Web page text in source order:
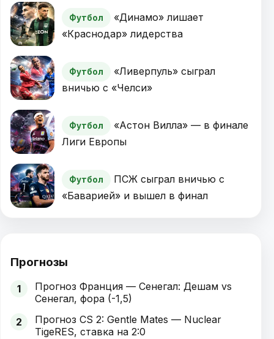
Футбол
«Динамо» лишает
«Краснодар» лидерства
Футбол
«Ливерпуль» сыграл
вничью с «Челси»
Футбол
«Астон Вилла» — в финале
Лиги Европы
Футбол
ПСЖ сыграл вничью с
«Баварией» и вышел в финал
Прогнозы
1
Прогноз Франция — Сенегал: Дешам vs
Сенегал, фора (-1,5)
2
Прогноз CS 2: Gentle Mates — Nuclear
TigeRES, ставка на 2:0